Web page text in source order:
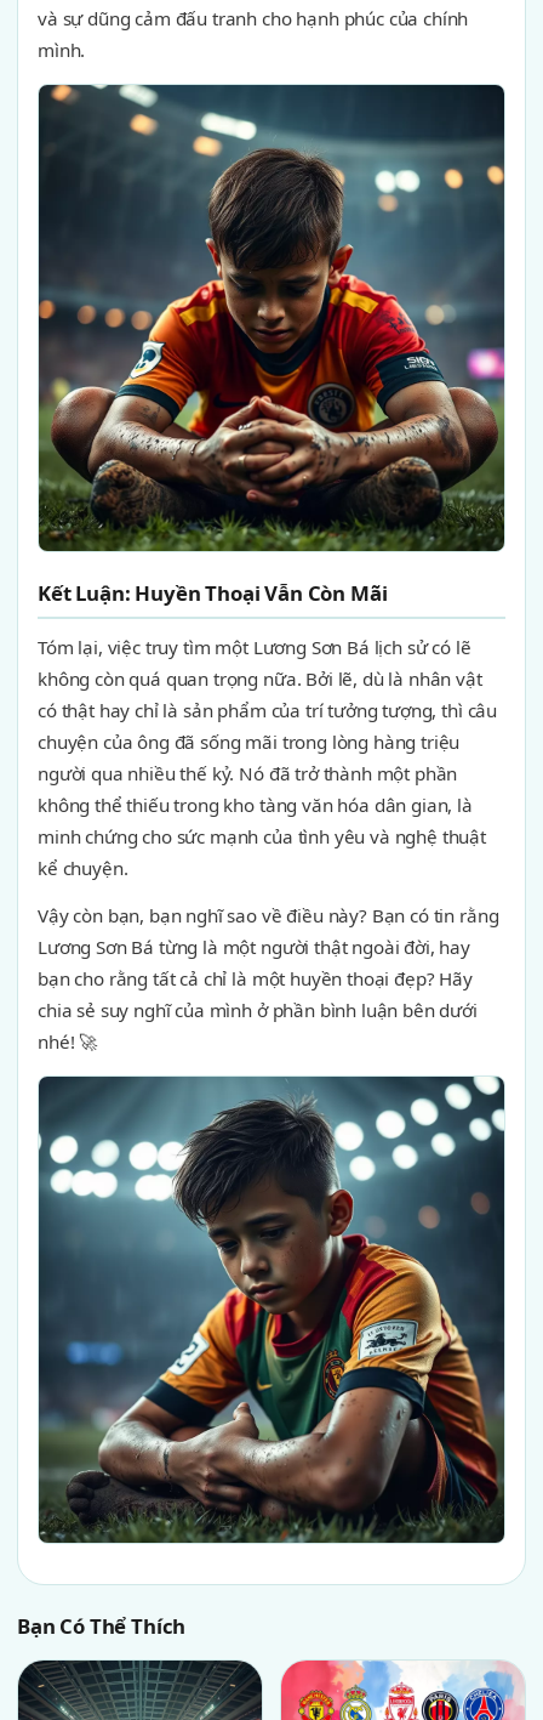
và sự dũng cảm đấu tranh cho hạnh phúc của chính
mình.
Kết Luận: Huyền Thoại Vẫn Còn Mãi
Tóm lại, việc truy tìm một Lương Sơn Bá lịch sử có lẽ
không còn quá quan trọng nữa. Bởi lẽ, dù là nhân vật
có thật hay chỉ là sản phẩm của trí tưởng tượng, thì câu
chuyện của ông đã sống mãi trong lòng hàng triệu
người qua nhiều thế kỷ. Nó đã trở thành một phần
không thể thiếu trong kho tàng văn hóa dân gian, là
minh chứng cho sức mạnh của tình yêu và nghệ thuật
kể chuyện.
Vậy còn bạn, bạn nghĩ sao về điều này? Bạn có tin rằng
Lương Sơn Bá từng là một người thật ngoài đời, hay
bạn cho rằng tất cả chỉ là một huyền thoại đẹp? Hãy
chia sẻ suy nghĩ của mình ở phần bình luận bên dưới
nhé! 🚀
Bạn Có Thể Thích